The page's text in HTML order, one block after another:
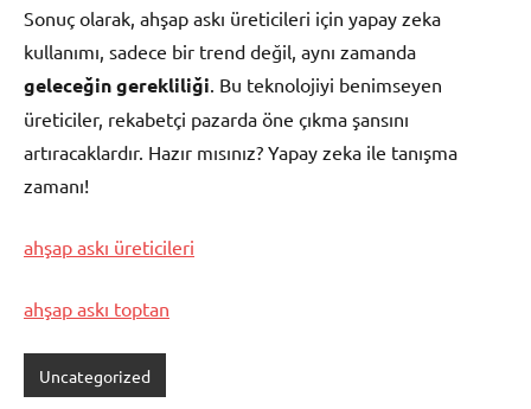
Sonuç olarak, ahşap askı üreticileri için yapay zeka
kullanımı, sadece bir trend değil, aynı zamanda
geleceğin gerekliliği. Bu teknolojiyi benimseyen
üreticiler, rekabetçi pazarda öne çıkma şansını
artıracaklardır. Hazır mısınız? Yapay zeka ile tanışma
zamanı!
ahşap askı üreticileri
ahşap askı toptan
Uncategorized